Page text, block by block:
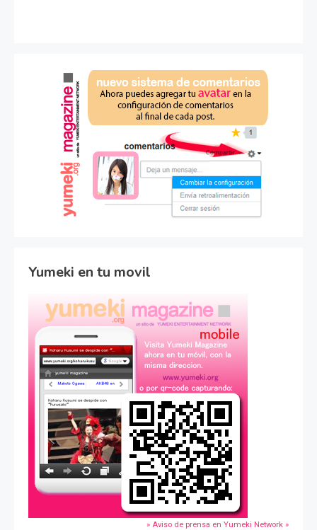
Yumeki en tu movil
» Aviso de prensa en Yumeki Network »